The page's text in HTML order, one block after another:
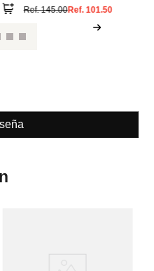
Ref.145.00Ref. 101.50